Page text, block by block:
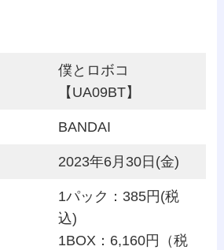
僕とロボコ
【UA09BT】
BANDAI
2023年6月30日(金)
1パック：385円(税
込)
1BOX：6,160円（税